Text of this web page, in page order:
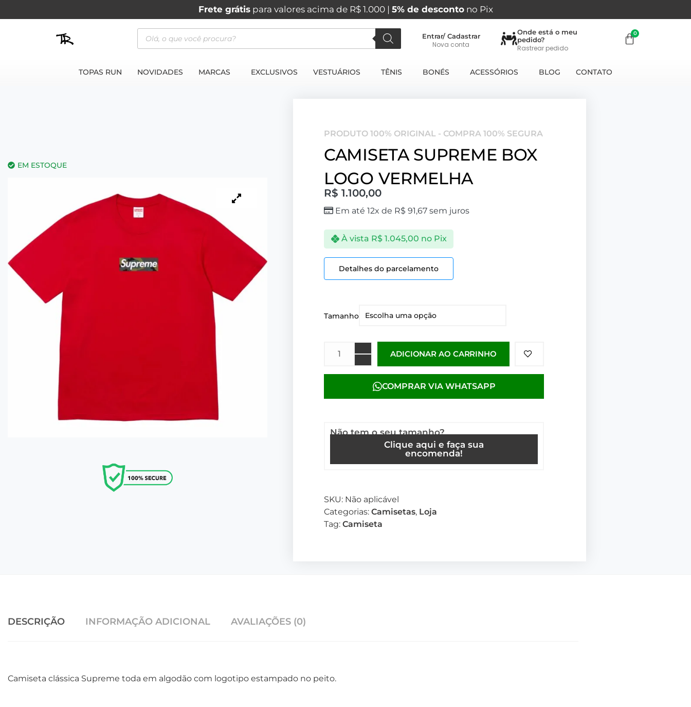
Frete grátispara valores acima de R$ 1.000 | 5% de descontono Pix
Entrar/ Cadastrar
Nova conta
Onde está o meu
pedido?
Rastrear pedido
TOPAS RUN NOVIDADES MARCAS EXCLUSIVOS VESTUÁRIOS TÊNIS BONÉS ACESSÓRIOS BLOG CONTATO
EM ESTOQUE
PRODUTO 100% ORIGINAL - COMPRA 100% SEGURA
CAMISETA SUPREME BOX
LOGO VERMELHA
R$ 1.100,00
Em até 12x de R$ 91,67 sem juros
À vista R$1.045,00 no Pix
Detalhes do parcelamento
Tamanho
ADICIONAR AO CARRINHO
COMPRAR VIA WHATSAPP
Não tem o seu tamanho?
Clique aqui e faça sua
encomenda!
SKU: Não aplicável
Categorias: Camisetas, Loja
Tag: Camiseta
DESCRIÇÃO INFORMAÇÃO ADICIONAL AVALIAÇÕES (0)
Camiseta clássica Supreme toda em algodão com logotipo estampado no peito.